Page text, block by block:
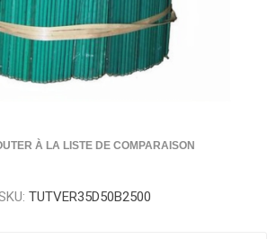
À LA LISTE DE COMPARAISON
TUTVER35D50B2500